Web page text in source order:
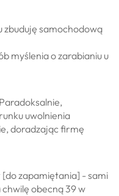
zbuduję samochodową
myślenia o zarabianiu u
uwolnienia
doradzając firmę
zapamiętania] - sami
obecną 39 w